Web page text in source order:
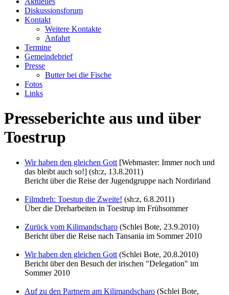
Diskussionsforum
Kontakt
Weitere Kontakte
Anfahrt
Termine
Gemeindebrief
Presse
Butter bei die Fische
Fotos
Links
Presseberichte aus und über
Toestrup
Wir haben den gleichen Gott [Webmaster: Immer noch und
das bleibt auch so!] (sh:z, 13.8.2011)
Bericht über die Reise der Jugendgruppe nach Nordirland
Filmdreh: Toestup die Zweite! (sh:z, 6.8.2011)
Über die Dreharbeiten in Toestrup im Frühsommer
Zurück vom Kilimandscharo (Schlei Bote, 23.9.2010)
Bericht über die Reise nach Tansania im Sommer 2010
Wir haben den gleichen Gott (Schlei Bote, 20.8.2010)
Bericht über den Besuch der irischen "Delegation" im
Sommer 2010
Auf zu den Partnern am Kilimandscharo (Schlei Bote,